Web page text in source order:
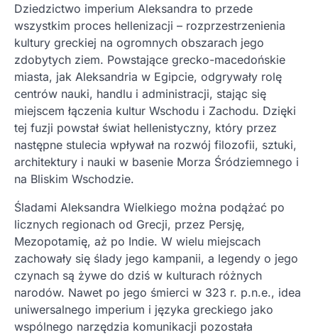
Dziedzictwo imperium Aleksandra to przede
wszystkim proces hellenizacji – rozprzestrzenienia
kultury greckiej na ogromnych obszarach jego
zdobytych ziem. Powstające grecko-macedońskie
miasta, jak Aleksandria w Egipcie, odgrywały rolę
centrów nauki, handlu i administracji, stając się
miejscem łączenia kultur Wschodu i Zachodu. Dzięki
tej fuzji powstał świat hellenistyczny, który przez
następne stulecia wpływał na rozwój filozofii, sztuki,
architektury i nauki w basenie Morza Śródziemnego i
na Bliskim Wschodzie.
Śladami Aleksandra Wielkiego można podążać po
licznych regionach od Grecji, przez Persję,
Mezopotamię, aż po Indie. W wielu miejscach
zachowały się ślady jego kampanii, a legendy o jego
czynach są żywe do dziś w kulturach różnych
narodów. Nawet po jego śmierci w 323 r. p.n.e., idea
uniwersalnego imperium i języka greckiego jako
wspólnego narzędzia komunikacji pozostała